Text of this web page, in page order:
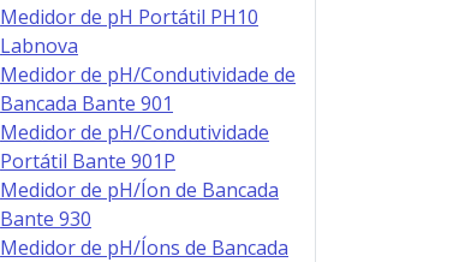
Medidor de pH Portátil PH10
Labnova
Medidor de pH/Condutividade de
Bancada Bante 901
Medidor de pH/Condutividade
Portátil Bante 901P
Medidor de pH/Íon de Bancada
Bante 930
Medidor de pH/Íons de Bancada